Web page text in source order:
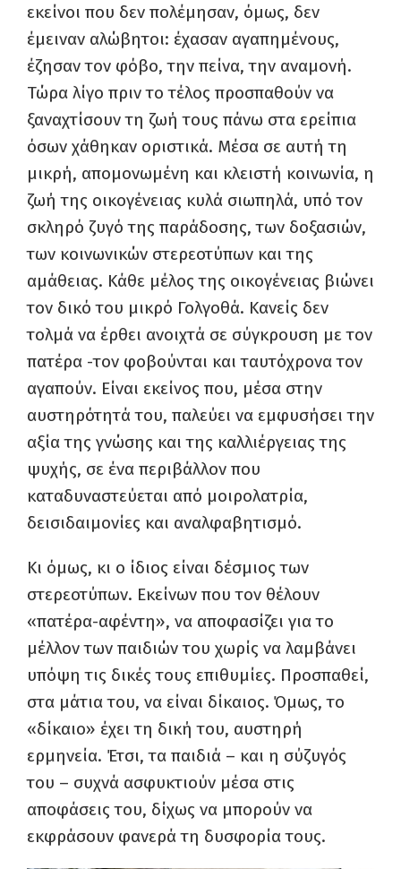
εκείνοι που δεν πολέμησαν, όμως, δεν
έμειναν αλώβητοι: έχασαν αγαπημένους,
έζησαν τον φόβο, την πείνα, την αναμονή.
Τώρα λίγο πριν το τέλος προσπαθούν να
ξαναχτίσουν τη ζωή τους πάνω στα ερείπια
όσων χάθηκαν οριστικά. Μέσα σε αυτή τη
μικρή, απομονωμένη και κλειστή κοινωνία, η
ζωή της οικογένειας κυλά σιωπηλά, υπό τον
σκληρό ζυγό της παράδοσης, των δοξασιών,
των κοινωνικών στερεοτύπων και της
αμάθειας. Κάθε μέλος της οικογένειας βιώνει
τον δικό του μικρό Γολγοθά. Κανείς δεν
τολμά να έρθει ανοιχτά σε σύγκρουση με τον
πατέρα -τον φοβούνται και ταυτόχρονα τον
αγαπούν. Είναι εκείνος που, μέσα στην
αυστηρότητά του, παλεύει να εμφυσήσει την
αξία της γνώσης και της καλλιέργειας της
ψυχής, σε ένα περιβάλλον που
καταδυναστεύεται από μοιρολατρία,
δεισιδαιμονίες και αναλφαβητισμό.
Κι όμως, κι ο ίδιος είναι δέσμιος των
στερεοτύπων. Εκείνων που τον θέλουν
«πατέρα-αφέντη», να αποφασίζει για το
μέλλον των παιδιών του χωρίς να λαμβάνει
υπόψη τις δικές τους επιθυμίες. Προσπαθεί,
στα μάτια του, να είναι δίκαιος. Όμως, το
«δίκαιο» έχει τη δική του, αυστηρή
ερμηνεία. Έτσι, τα παιδιά – και η σύζυγός
του – συχνά ασφυκτιούν μέσα στις
αποφάσεις του, δίχως να μπορούν να
εκφράσουν φανερά τη δυσφορία τους.